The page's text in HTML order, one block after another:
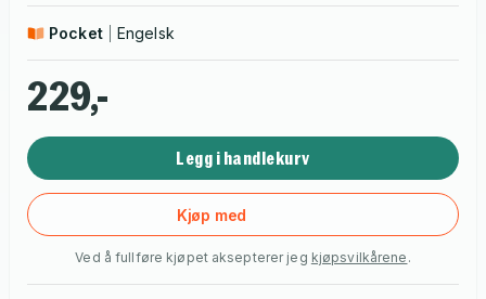
most successful results.
Pocket Engelsk
229,-
Legg i handlekurv
Kjøp med
Ved å fullføre kjøpet aksepterer jeg kjøpsvilkårene .